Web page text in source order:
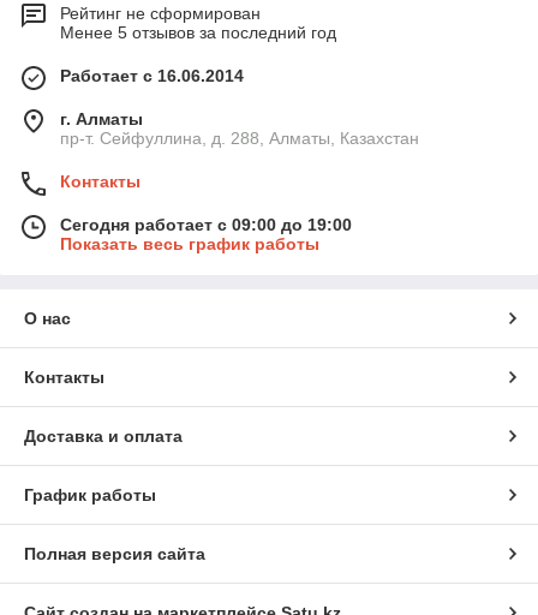
Рейтинг не сформирован
Менее 5 отзывов за последний год
Работает с 16.06.2014
г. Алматы
пр-т. Сейфуллина, д. 288, Алматы, Казахстан
Контакты
Сегодня работает с 09:00 до 19:00
Показать весь график работы
О нас
Контакты
Доставка и оплата
График работы
Полная версия сайта